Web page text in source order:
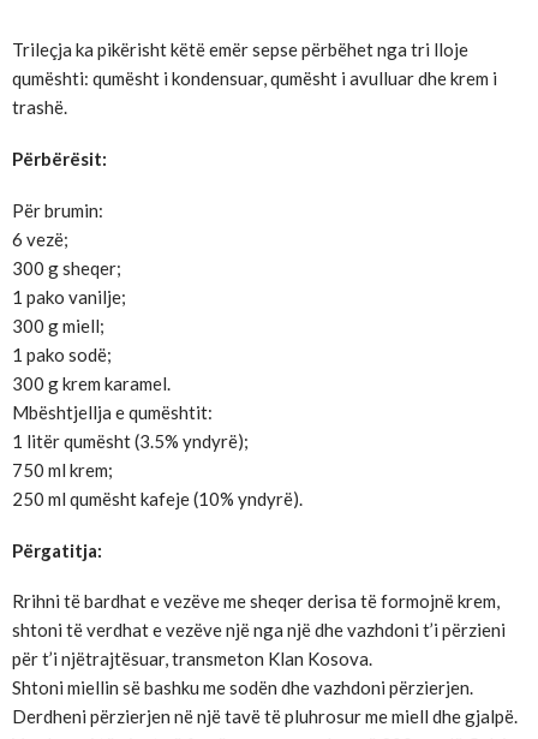
Trileçja ka pikërisht këtë emër sepse përbëhet nga tri lloje
qumështi: qumësht i kondensuar, qumësht i avulluar dhe krem i
trashë.
Përbërësit:
Për brumin:
6 vezë;
300 g sheqer;
1 pako vanilje;
300 g miell;
1 pako sodë;
300 g krem karamel.
Mbështjellja e qumështit:
1 litër qumësht (3.5% yndyrë);
750 ml krem;
250 ml qumësht kafeje (10% yndyrë).
Përgatitja:
Rrihni të bardhat e vezëve me sheqer derisa të formojnë krem,
shtoni të verdhat e vezëve një nga një dhe vazhdoni t’i përzieni
për t’i njëtrajtësuar, transmeton Klan Kosova.
Shtoni miellin së bashku me sodën dhe vazhdoni përzierjen.
Derdheni përzierjen në një tavë të pluhrosur me miell dhe gjalpë.